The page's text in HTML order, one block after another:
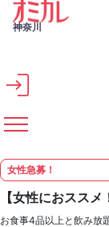
メインコンテンツへス
神奈川
女性急募！
【女性におスス
お食事4品以上と飲み放